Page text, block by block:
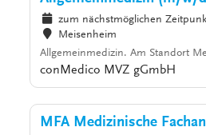
zum nächstmöglichen
Meisenheim
Allgemeinmedizin. Am Standort
conMedico MVZ gGmbH
MFA Medizinische